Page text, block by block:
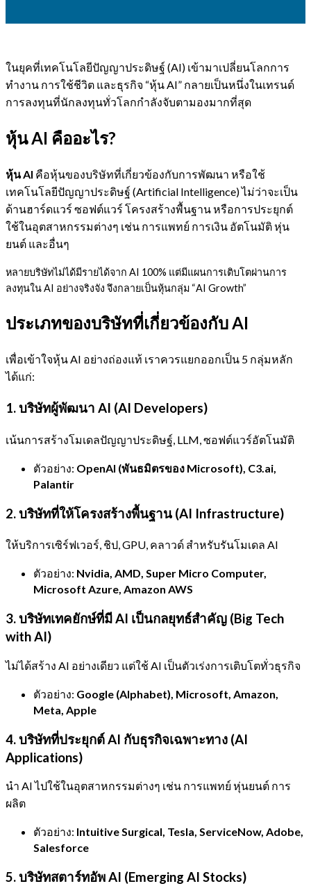
ในยุคที่เทคโนโลยีปัญญาประดิษฐ์ (AI) เข้ามาเปลี่ยนโลกการ
ทำงาน การใช้ชีวิต และธุรกิจ “หุ้น AI” กลายเป็นหนึ่งในเทรนด์
การลงทุนที่นักลงทุนทั่วโลกกำลังจับตามองมากที่สุด
หุ้น AI คืออะไร?
หุ้น AI คือหุ้นของบริษัทที่เกี่ยวข้องกับการพัฒนา หรือใช้
เทคโนโลยีปัญญาประดิษฐ์ (Artificial Intelligence) ไม่ว่าจะเป็น
ด้านฮาร์ดแวร์ ซอฟต์แวร์ โครงสร้างพื้นฐาน หรือการประยุกต์
ใช้ในอุตสาหกรรมต่างๆ เช่น การแพทย์ การเงิน อัตโนมัติ หุ่น
ยนต์ และอื่นๆ
หลายบริษัทไม่ได้มีรายได้จาก AI 100% แต่มีแผนการเติบโตผ่านการ
ลงทุนใน AI อย่างจริงจัง จึงกลายเป็นหุ้นกลุ่ม “AI Growth”
ประเภทของบริษัทที่เกี่ยวข้องกับ AI
เพื่อเข้าใจหุ้น AI อย่างถ่องแท้ เราควรแยกออกเป็น 5 กลุ่มหลัก
ได้แก่:
1. บริษัทผู้พัฒนา AI (AI Developers)
เน้นการสร้างโมเดลปัญญาประดิษฐ์, LLM, ซอฟต์แวร์อัตโนมัติ
ตัวอย่าง: OpenAI (พันธมิตรของ Microsoft), C3.ai,
Palantir
2. บริษัทที่ให้โครงสร้างพื้นฐาน (AI Infrastructure)
ให้บริการเซิร์ฟเวอร์, ชิป, GPU, คลาวด์ สำหรับรันโมเดล AI
ตัวอย่าง: Nvidia, AMD, Super Micro Computer,
Microsoft Azure, Amazon AWS
3. บริษัทเทคยักษ์ที่มี AI เป็นกลยุทธ์สำคัญ (Big Tech
with AI)
ไม่ได้สร้าง AI อย่างเดียว แต่ใช้ AI เป็นตัวเร่งการเติบโตทั่วธุรกิจ
ตัวอย่าง: Google (Alphabet), Microsoft, Amazon,
Meta, Apple
4. บริษัทที่ประยุกต์ AI กับธุรกิจเฉพาะทาง (AI
Applications)
นำ AI ไปใช้ในอุตสาหกรรมต่างๆ เช่น การแพทย์ หุ่นยนต์ การ
ผลิต
ตัวอย่าง: Intuitive Surgical, Tesla, ServiceNow, Adobe,
Salesforce
5. บริษัทสตาร์ทอัพ AI (Emerging AI Stocks)